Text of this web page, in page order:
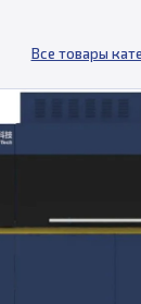
Все товары